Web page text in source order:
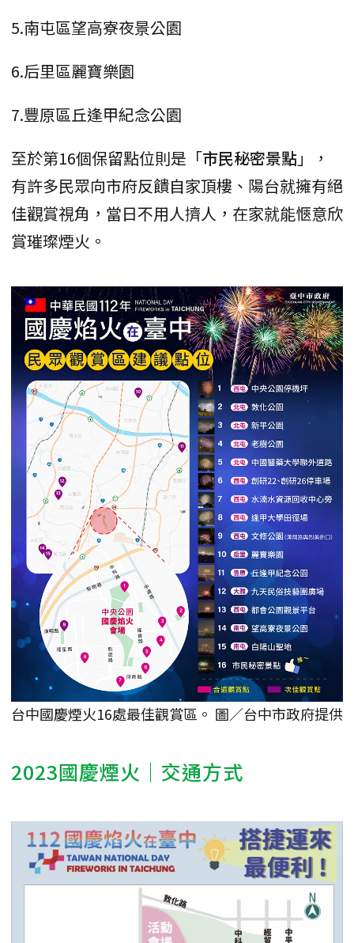
5.南屯區望高寮夜景公園
6.后里區麗寶樂園
7.豐原區丘逢甲紀念公園
至於第16個保留點位則是「市民秘密景點」，
有許多民眾向市府反饋自家頂樓、陽台就擁有絕
佳觀賞視角，當日不用人擠人，在家就能愜意欣
賞璀璨煙火。
台中國慶煙火16處最佳觀賞區。 圖／台中市政府提供
2023國慶煙火｜交通方式